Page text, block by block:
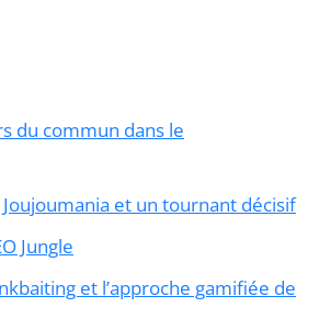
du commun dans le
Joujoumania et un tournant décisif
Jungle
et l’approche gamifiée de